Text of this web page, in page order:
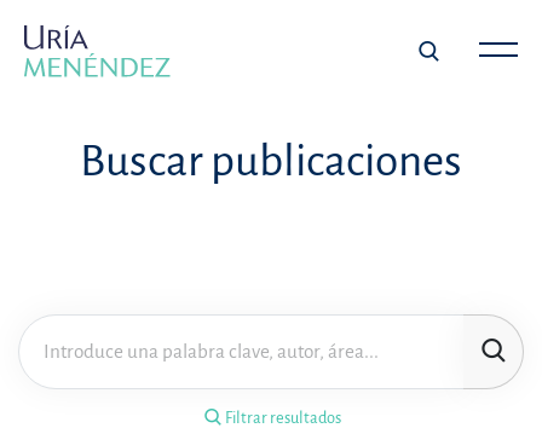
Buscar publicaciones
Filtrar resultados
Filtrar resultados ×
Área de práctica